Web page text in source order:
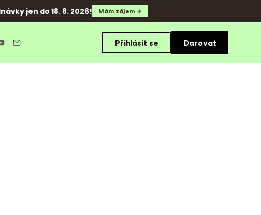
jen do 18. 8. 2026! Mám zájem →
Přihlásit se Darovat